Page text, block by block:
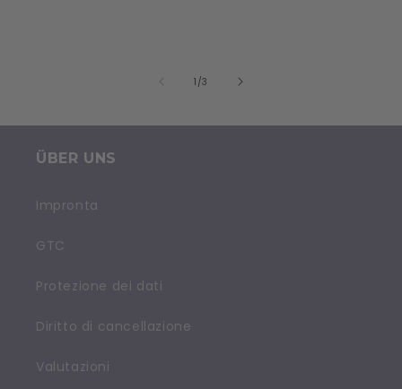
1 /su
3
ÜBER UNS
Impronta
GTC
Protezione dei dati
Diritto di cancellazione
Valutazioni